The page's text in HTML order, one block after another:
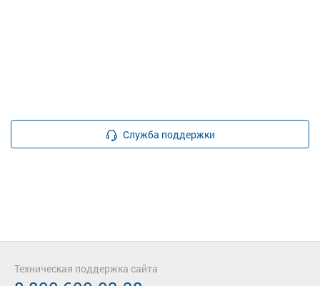
Служба поддержки
Техническая поддержка сайта